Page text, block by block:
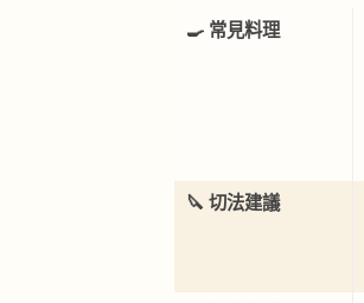
🍳 常見料理
🔪 切法建議